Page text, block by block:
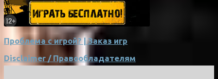
Проблема с игрой? | Заказ игр
Disclaimer / Правообладателям